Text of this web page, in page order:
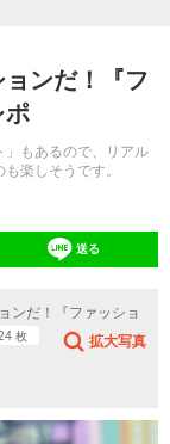
ンだ！『フ
ポ
もあるので、リアル
楽しそうです。
送る
ンだ！『ファッショ
枚 拡大写真